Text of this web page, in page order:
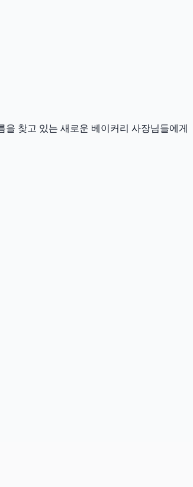
찾고 있는 새로운 베이커리 사장님들에게